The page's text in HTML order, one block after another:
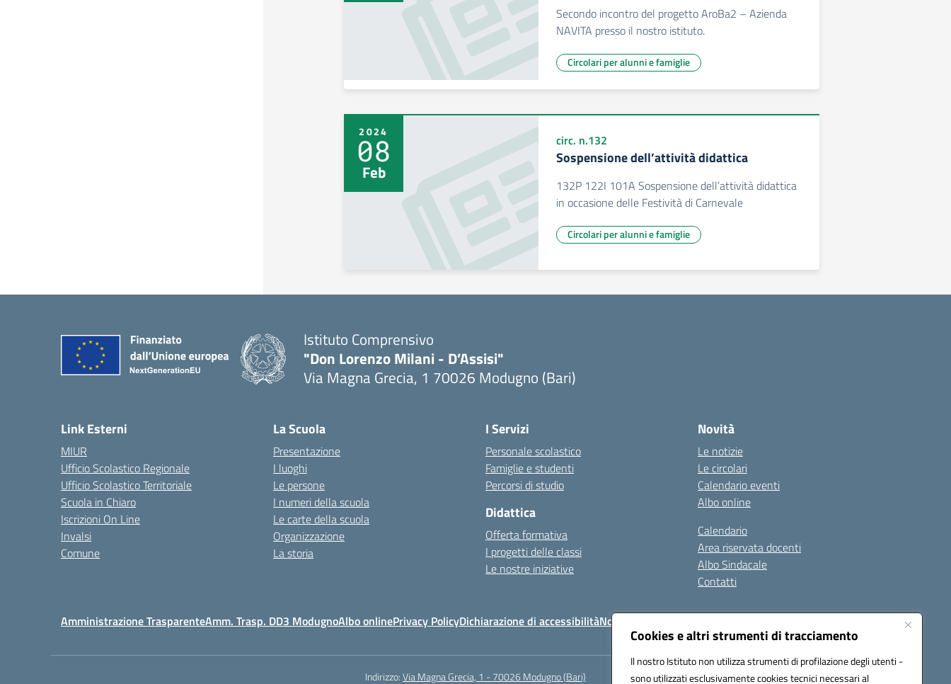
Cookies e altri strumenti di tracciamento
Il nostro Istituto non utilizza strumenti di profilazione degli utenti -
sono utilizzati esclusivamente cookies tecnici necessari al
Secondo incontro del progetto AroBa2 – Azienda
NAVITA presso il nostro istituto.
Circolari per alunni e famiglie
2024
08
Feb
circ. n.132
Sospensione dell’attività didattica
132P 122I 101A Sospensione dell’attività didattica
in occasione delle Festività di Carnevale
Circolari per alunni e famiglie
Istituto Comprensivo
"Don Lorenzo Milani - D’Assisi"
Via Magna Grecia, 1 70026 Modugno (Bari)
Link Esterni
MIUR
Ufficio Scolastico Regionale
Ufficio Scolastico Territoriale
Scuola in Chiaro
Iscrizioni On Line
Invalsi
Comune
La Scuola
Presentazione
I luoghi
Le persone
I numeri della scuola
Le carte della scuola
Organizzazione
La storia
I Servizi
Personale scolastico
Famiglie e studenti
Percorsi di studio
Didattica
Offerta formativa
I progetti delle classi
Le nostre iniziative
Novità
Le notizie
Le circolari
Calendario eventi
Albo online
Calendario
Area riservata docenti
Albo Sindacale
Contatti
Amministrazione TrasparenteAmm. Trasp. DD3 ModugnoAlbo onlinePrivacy PolicyDichiarazione di accessibilitàNote legali Seguici su:
Indirizzo:Via Magna Grecia, 1 - 70026 Modugno (Bari)